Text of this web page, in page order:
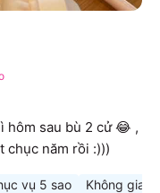
hôm sau bù 2 cử 😂 ,
chục năm rồi :)))
vụ 5 sao Không gian